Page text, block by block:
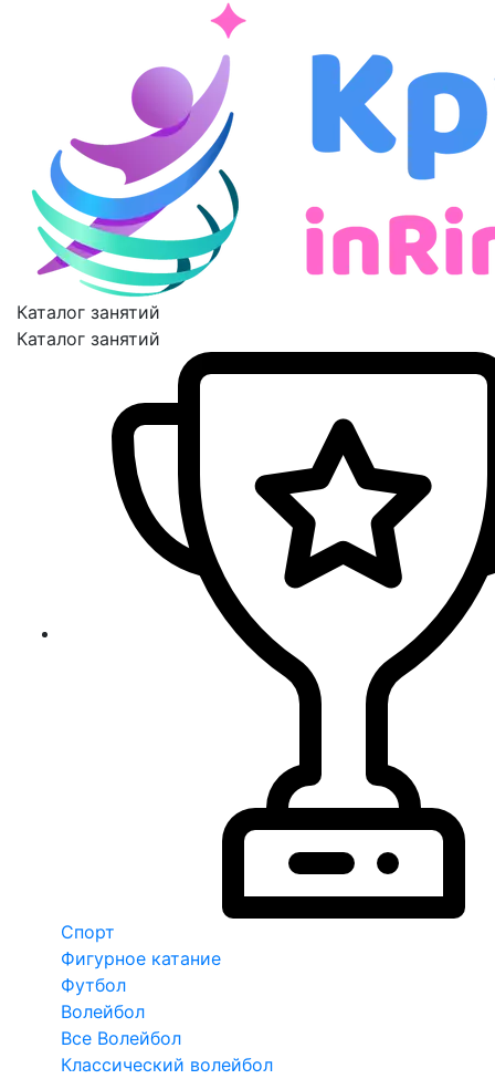
Каталог занятий
Каталог занятий
Спорт
Фигурное катание
Футбол
Волейбол
Все Волейбол
Классический волейбол